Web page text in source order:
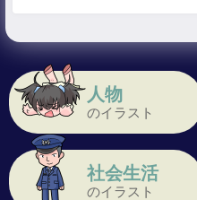
人物
のイラスト
社会生活
のイラスト